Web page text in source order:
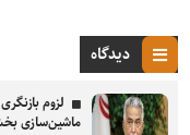
دیدگاه
لزوم
ماشین‌سازی